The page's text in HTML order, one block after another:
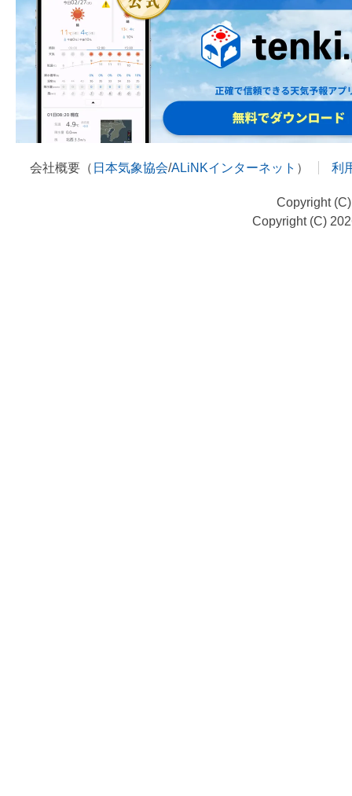
会社概要（ 日本気象協会/ALiNKインターネット ） 利
Copyright
Copyright (C)